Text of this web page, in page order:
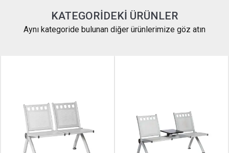
KATEGORIDEKI ÜRÜNLER
Aynı kategoride bulunan diğer ürünlerimize göz atın